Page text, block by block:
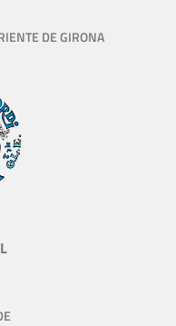
DE GIRONA